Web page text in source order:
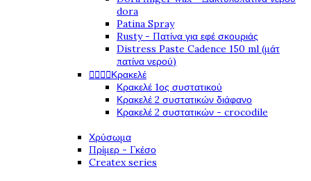
dora
Patina Spray
Rusty - Πατίνα για εφέ σκουριάς
Distress Paste Cadence 150 ml (μάτ
πατίνα νερού)
Κρακελέ
Κρακελέ 1ος συστατικού
Κρακελέ 2 συστατικών διάφανο
Κρακελέ 2 συστατικών - crocodile
Χρύσωμα
Πρίμερ - Γκέσο
Createx series